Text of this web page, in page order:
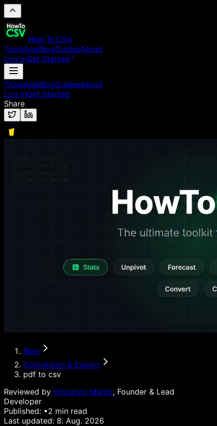
How To CSV
ToolsAppBlogGuidesAbout
Log inGet Started
ToolsAppBlogGuidesAbout
Log inGet Started
Share
Blog
Conversion & Export
pdf to csv
Reviewed by Vincenzo Manto, Founder & Lead
Developer
Published: •2 min read
Last updated: 8. Aug. 2026